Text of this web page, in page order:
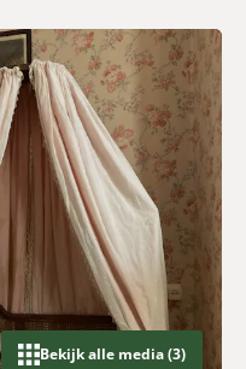
Bekijk alle media (3)